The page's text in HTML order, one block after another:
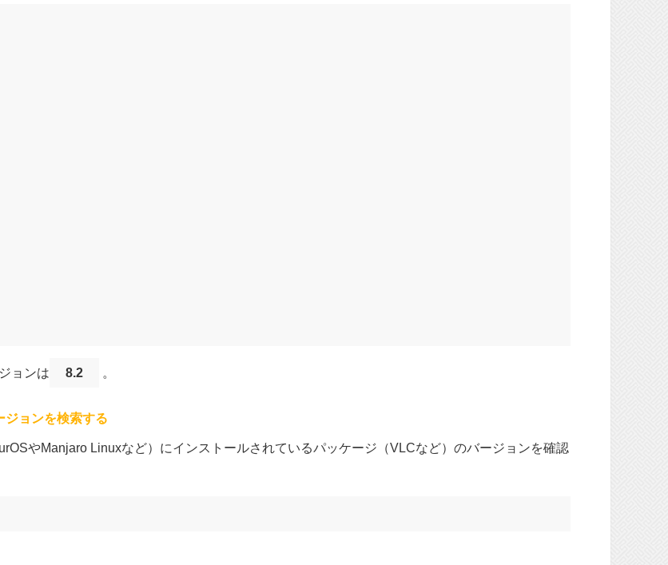
ョンは 8.2 。
ョンを検索する
やManjaro Linuxなど）にインストールされているパッケージ（VLCなど）のバージョンを確認